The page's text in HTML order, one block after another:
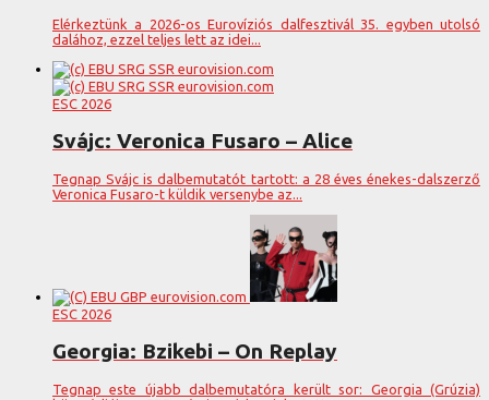
Elérkeztünk a 2026-os Eurovíziós dalfesztivál 35. egyben utolsó
dalához, ezzel teljes lett az idei...
ESC 2026
Svájc: Veronica Fusaro – Alice
Tegnap Svájc is dalbemutatót tartott: a 28 éves énekes-dalszerző
Veronica Fusaro-t küldik versenybe az...
ESC 2026
Georgia: Bzikebi – On Replay
Tegnap este újabb dalbemutatóra került sor: Georgia (Grúzia)